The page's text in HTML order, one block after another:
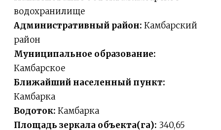
водохранилище
Административный район: Камбарский
район
Муниципальное образование:
Камбарское
Ближайший населенный пункт:
Камбарка
Водоток: Камбарка
Площадь зеркала объекта(га): 340,65